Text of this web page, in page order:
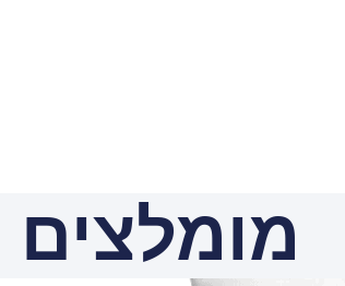
מומלצים